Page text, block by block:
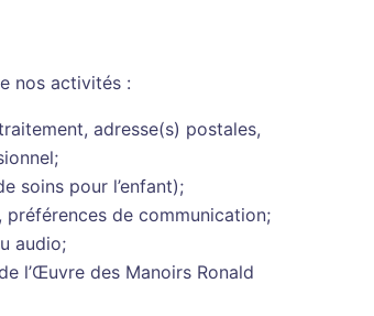
nos activités :
adresse(s) postales,
soins pour l’enfant);
préférences de communication;
audio;
l’Œuvre des Manoirs Ronald